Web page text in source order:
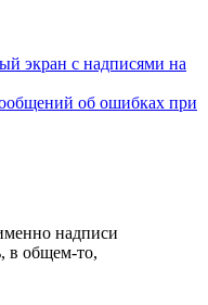
экран с надписями на
об ошибках при
надписи
в общем-то,